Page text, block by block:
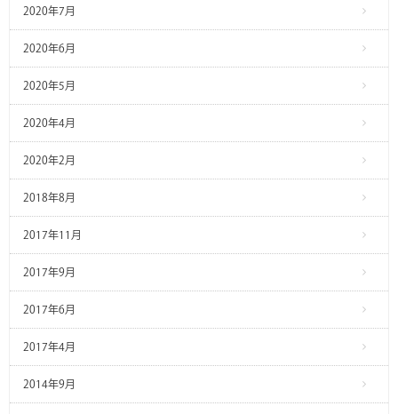
2020年7月
2020年6月
2020年5月
2020年4月
2020年2月
2018年8月
2017年11月
2017年9月
2017年6月
2017年4月
2014年9月